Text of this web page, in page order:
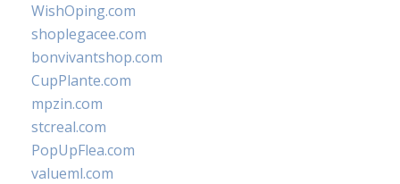
WishOping.com
shoplegacee.com
bonvivantshop.com
CupPlante.com
mpzin.com
stcreal.com
PopUpFlea.com
valueml.com